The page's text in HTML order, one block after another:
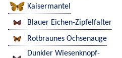
Kaisermantel
Blauer Eichen-Zipfelfalter
Rotbraunes Ochsenauge
Dunkler Wiesenknopf-